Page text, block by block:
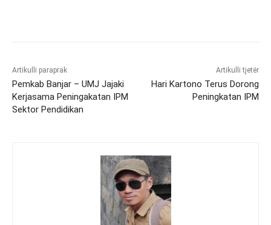
Artikulli paraprak
Pemkab Banjar – UMJ Jajaki
Kerjasama Peningakatan IPM
Sektor Pendidikan
Artikulli tjetër
Hari Kartono Terus Dorong
Peningkatan IPM